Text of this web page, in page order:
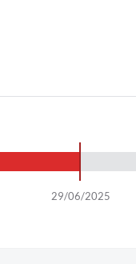
29/06/2025